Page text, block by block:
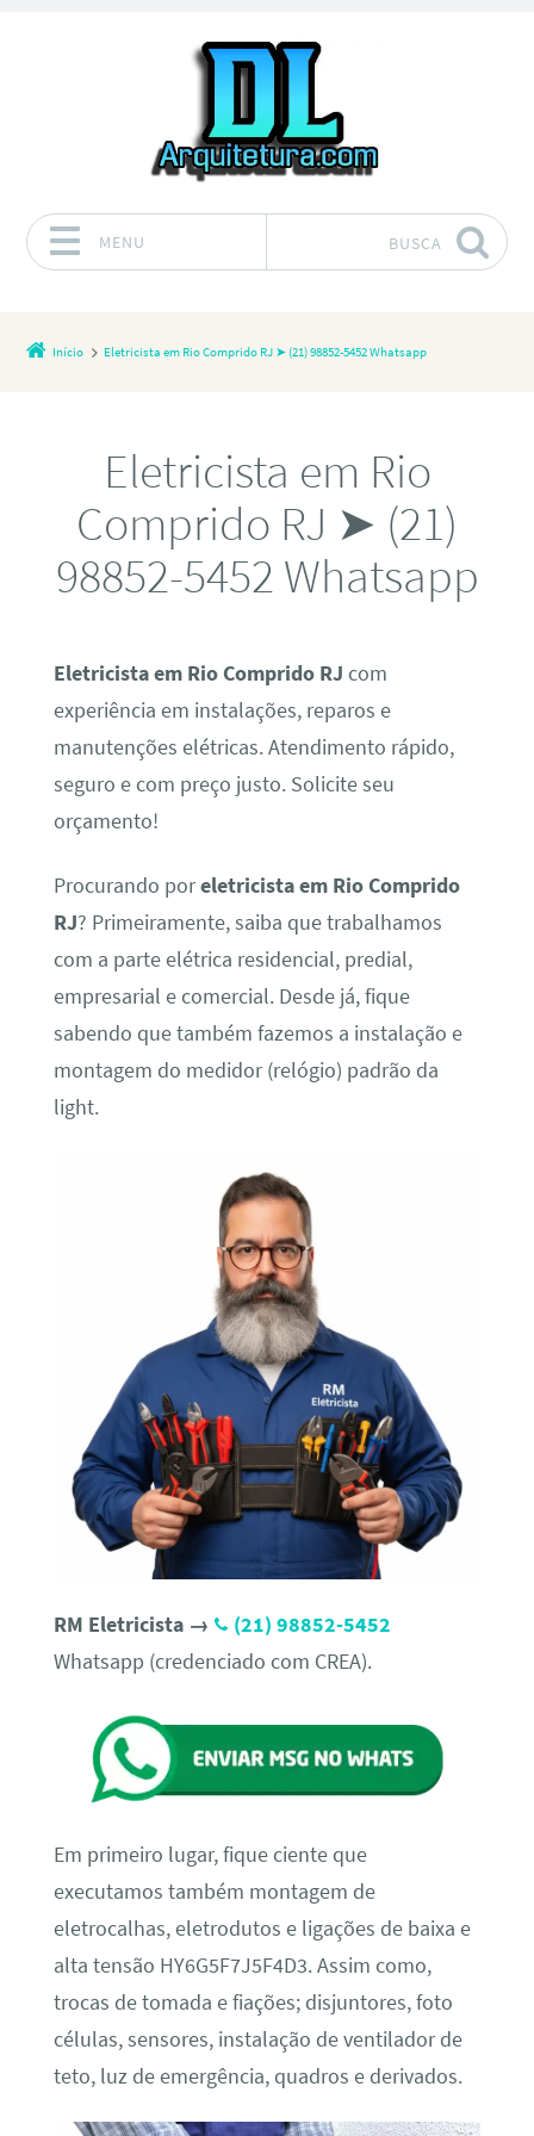
MENU BUSCA
Início Eletricista em Rio Comprido RJ ➤ (21) 98852-5452 Whatsapp
Eletricista em Rio
Comprido RJ ➤ (21)
98852-5452 Whatsapp
Eletricista em Rio Comprido RJ com
experiência em instalações, reparos e
manutenções elétricas. Atendimento rápido,
seguro e com preço justo. Solicite seu
orçamento!
Procurando poreletricista em Rio Comprido
RJ? Primeiramente, saiba que trabalhamos
com a parte elétrica residencial, predial,
empresarial e comercial. Desde já, fique
sabendo que também fazemos a instalação e
montagem do medidor (relógio) padrão da
light.
RM Eletricista →
(21) 98852-5452
Whatsapp (credenciado com CREA).
Em primeiro lugar, fique ciente que
executamos também montagem de
eletrocalhas, eletrodutos e ligações de baixa e
alta tensão HY6G5F7J5F4D3. Assim como,
trocas de tomada e fiações; disjuntores, foto
células, sensores, instalação de ventilador de
teto, luz de emergência, quadros e derivados.